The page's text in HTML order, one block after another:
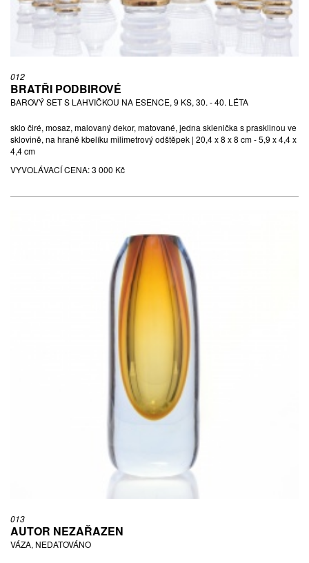
012
BRATŘI PODBIROVÉ
BAROVÝ SET S LAHVIČKOU NA ESENCE, 9 KS, 30. - 40. LÉTA
sklo čiré, mosaz, malovaný dekor, matované, jedna sklenička s prasklinou ve
sklovině, na hraně kbelíku milimetrový odštěpek | 20,4 x 8 x 8 cm - 5,9 x 4,4 x
4,4 cm
VYVOLÁVACÍ CENA:3 000 Kč
013
AUTOR NEZAŘAZEN
VÁZA, NEDATOVÁNO